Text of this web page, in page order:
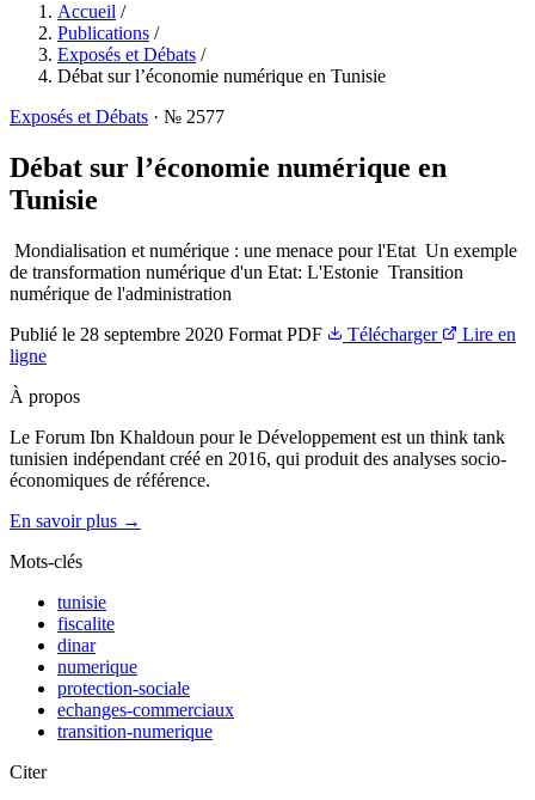
Accueil /
Publications /
Exposés et Débats /
Débat sur l’économie numérique en Tunisie
Exposés et Débats · № 2577
Débat sur l’économie numérique en
Tunisie
­ Mondialisation et numérique : une menace pour l'Etat ­ Un exemple
de transformation numérique d'un Etat: L'Estonie ­ Transition
numérique de l'administration
Publié le 28 septembre 2020 Format PDF Télécharger
Lire en
ligne
À propos
Le Forum Ibn Khaldoun pour le Développement est un think tank
tunisien indépendant créé en 2016, qui produit des analyses socio-
économiques de référence.
En savoir plus →
Mots-clés
tunisie
fiscalite
dinar
numerique
protection-sociale
echanges-commerciaux
transition-numerique
Citer